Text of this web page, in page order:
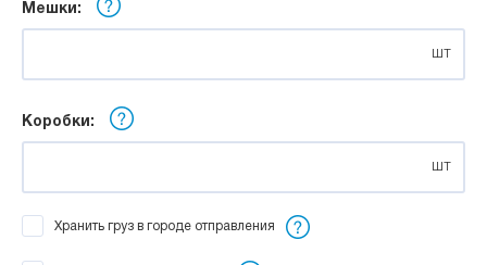
Мешки:
шт
Коробки:
шт
Хранить груз в городе отправления